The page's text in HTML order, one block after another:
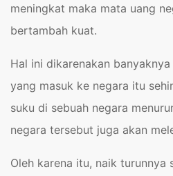
meningkat maka mata uang
bertambah kuat.
Hal ini dikarenakan
yang masuk ke negara itu
suku di sebuah negara
negara tersebut juga akan
Oleh karena itu, naik turunnya